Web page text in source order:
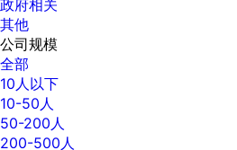
政府相关
其他
公司规模
全部
10人以下
10-50人
50-200人
200-500人